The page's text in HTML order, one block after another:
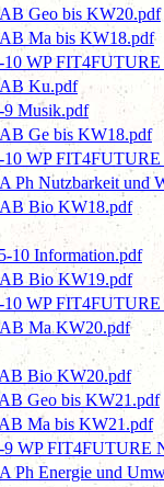
Geo bis KW20.pdf
Ma bis KW18.pdf
WP FIT4FUTURE
Ku.pdf
Musik.pdf
Ge bis KW18.pdf
WP FIT4FUTURE
Ph Nutzbarkeit und
Bio KW18.pdf
10 Information.pdf
Bio KW19.pdf
WP FIT4FUTURE
Ma KW20.pdf
Bio KW20.pdf
Geo bis KW21.pdf
Ma bis KW21.pdf
WP FIT4FUTURE
Ph Energie und